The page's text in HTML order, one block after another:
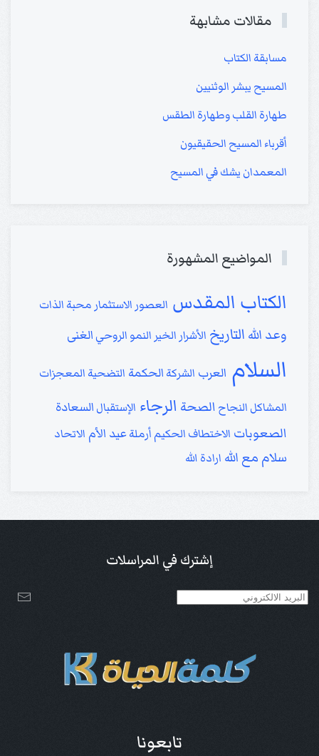
مقالات مشابهة
مسابقة الكتاب
المسيح يبشر الوثنيين
طهارة القلب وطهارة الطقس
أقرباء المسيح الحقيقيون
المعمدان يشك في المسيح
المواضيع المشهورة
الكتاب المقدس العصور الاستثمار محبة الذات
وعد الله التاريخ الأشرار الخير النمو الروحي الغنى
السلام العرب الشركة الحكمة التضحية المعجزات
المشاكل النجاح الصحة الرجاء الإستقبال السعادة
الصعوبات الاختطاف الحكيم أرملةعيد الأم الاتحاد
سلام مع الله ارادة الله
إشترك في المراسلات
تابعونا